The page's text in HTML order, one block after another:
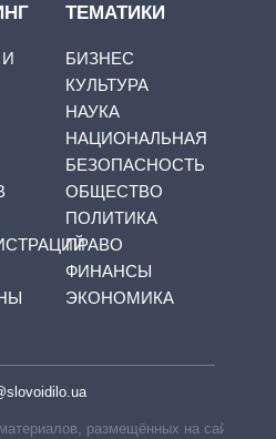
ТЕМАТИКИ
БИЗНЕС
КУЛЬТУРА
НАУКА
НАЦИОНАЛЬНАЯ
БЕЗОПАСНОСТЬ
ОБЩЕСТВО
ПОЛИТИКА
ПРАВО
ФИНАНСЫ
ЭКОНОМИКА
размещённых на сайте,